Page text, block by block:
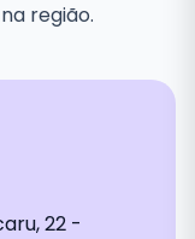
região.
22 -